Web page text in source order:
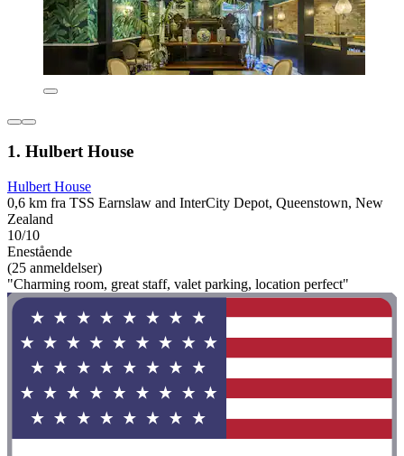
1. Hulbert House
Hulbert House
0,6 km fra TSS Earnslaw and InterCity Depot, Queenstown, New
Zealand
10/10
Enestående
(25 anmeldelser)
"Charming room, great staff, valet parking, location perfect"